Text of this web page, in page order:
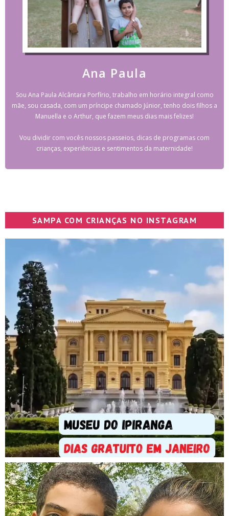
Ana Paula
Sou Ana Paula Alcântara Porfírio, trabalho em horário integral como
mãe, sou casada, com um príncipe chamado Júnior, tenho dois filhos a
Manuella e o Arthur, que fazem meus dias mais felizes!
Vou dividir com vocês nossos passeios, dicas de programas com
crianças, experiências e sentimentos da maternidade!
SAMPA COM CRIANÇAS NO INSTAGRAM